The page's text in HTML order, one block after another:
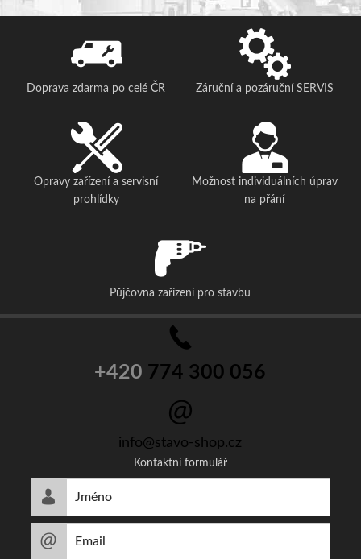
Doprava zdarma po celé ČR Záruční a pozáruční SERVIS
Opravy zařízení a servisní
prohlídky
Možnost individuálních úprav
na přání
Půjčovna zařízení pro stavbu
+420 774 300 056
info@stavo-shop.cz
Kontaktní formulář